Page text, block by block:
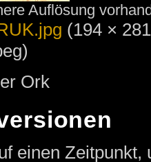
Auflösung
(194 ×
Ork
einen